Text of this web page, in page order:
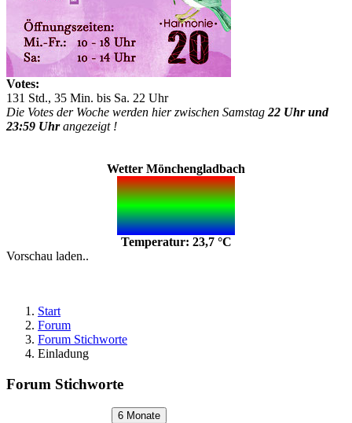
Votes:
131 Std., 35 Min. bis Sa. 22 Uhr
Die Votes der Woche werden hier zwischen Samstag 22 Uhr und
23:59 Uhrangezeigt !
Wetter Mönchengladbach
Temperatur: 23,7 °C
Vorschau laden..
Start
Forum
Forum Stichworte
Einladung
Forum Stichworte
6 Monate